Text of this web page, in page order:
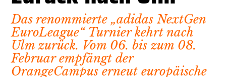
Das renommierte „adidas NextGen
EuroLeague“ Turnier kehrt nach
Ulm zurück. Vom 06. bis zum 08.
Februar empfängt der
OrangeCampus erneut europäische